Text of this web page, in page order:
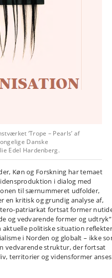
‘Trope – Pearls’ af
Danske
Edel Hardenberg.
Køn og Forskning har temaet
i dialog med
til særnummeret udfolder,
en kritisk og grundig analyse af,
patriarkat fortsat former
og vedvarende former og udtryk”
aktuelle politiske situation
i Norden og globalt – ikke
vedvarende struktur, der fortsat
territorier og vidensformer